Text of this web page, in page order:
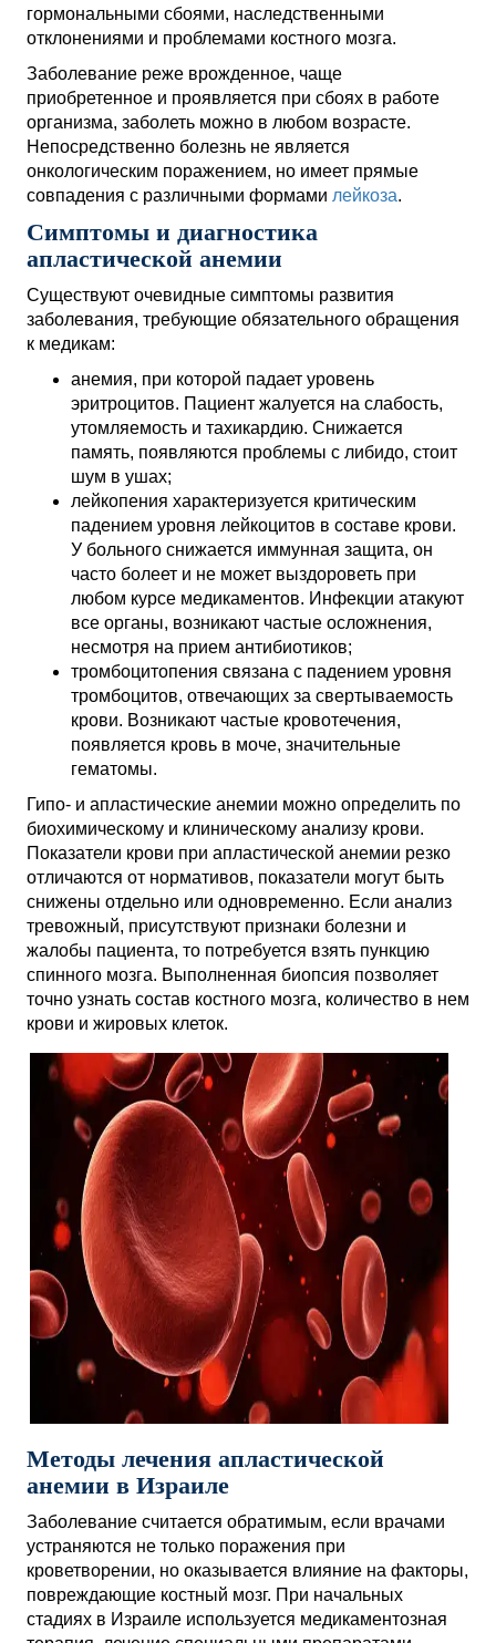
гормональными сбоями, наследственными
отклонениями и проблемами костного мозга.
Заболевание реже врожденное, чаще
приобретенное и проявляется при сбоях в работе
организма, заболеть можно в любом возрасте.
Непосредственно болезнь не является
онкологическим поражением, но имеет прямые
совпадения с различными формами лейкоза.
Симптомы и диагностика
апластической анемии
Существуют очевидные симптомы развития
заболевания, требующие обязательного обращения
к медикам:
анемия, при которой падает уровень
эритроцитов. Пациент жалуется на слабость,
утомляемость и тахикардию. Снижается
память, появляются проблемы с либидо, стоит
шум в ушах;
лейкопения характеризуется критическим
падением уровня лейкоцитов в составе крови.
У больного снижается иммунная защита, он
часто болеет и не может выздороветь при
любом курсе медикаментов. Инфекции атакуют
все органы, возникают частые осложнения,
несмотря на прием антибиотиков;
тромбоцитопения связана с падением уровня
тромбоцитов, отвечающих за свертываемость
крови. Возникают частые кровотечения,
появляется кровь в моче, значительные
гематомы.
Гипо- и апластические анемии можно определить по
биохимическому и клиническому анализу крови.
Показатели крови при апластической анемии резко
отличаются от нормативов, показатели могут быть
снижены отдельно или одновременно. Если анализ
тревожный, присутствуют признаки болезни и
жалобы пациента, то потребуется взять пункцию
спинного мозга. Выполненная биопсия позволяет
точно узнать состав костного мозга, количество в нем
крови и жировых клеток.
Методы лечения апластической
анемии в Израиле
Заболевание считается обратимым, если врачами
устраняются не только поражения при
кроветворении, но оказывается влияние на факторы,
повреждающие костный мозг. При начальных
стадиях в Израиле используется медикаментозная